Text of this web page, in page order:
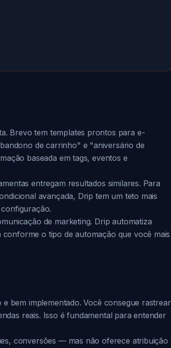
Brevo tem templates prontos para e-
de carrinho" e "aniversário de
baseada em tags, eventos e
entregam resultados similares. Para
avançada, Drip tem um teto mais
de marketing. Drip automatiza
o tipo de automação que você mais
bem implementado. Você consegue rastrear
reais. Isso é fundamental para entender
conversões — mas não oferece atribuição